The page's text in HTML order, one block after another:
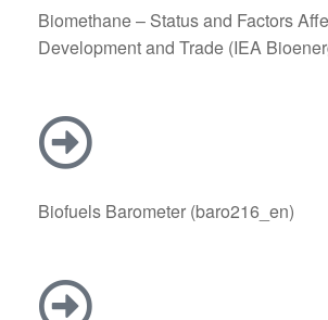
Biomethane – Status and Factors
Development and Trade (IEA
Biofuels Barometer (baro216_en)